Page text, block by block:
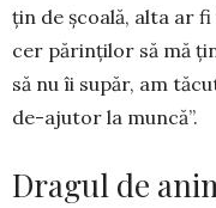
țin de școală, alta ar
cer părinților să mă
să nu îi supăr, am
de-aju­tor la muncă”.
Dragul de